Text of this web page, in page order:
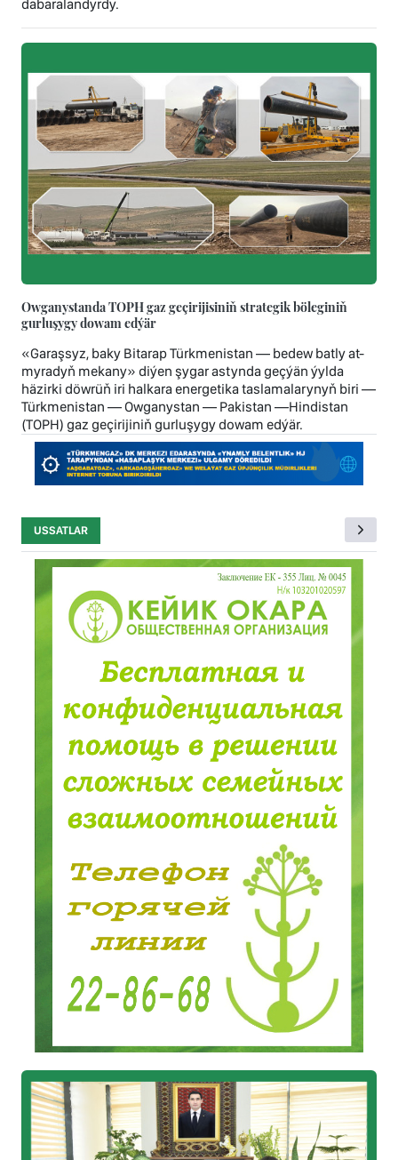
dabaralandyrdy.
Owganystanda TOPH gaz geçirijisiniň strategik böleginiň
gurluşygy dowam edýär
«Garaşsyz, baky Bitarap Türkmenistan — bedew batly at-
myradyň mekany» diýen şygar astynda geçýän ýylda
häzirki döwrüň iri halkara energetika taslamalarynyň biri —
Türkmenistan — Owganystan — Pakistan —Hindistan
(TOPH) gaz geçirijiniň gurluşygy dowam edýär.
USSATLAR